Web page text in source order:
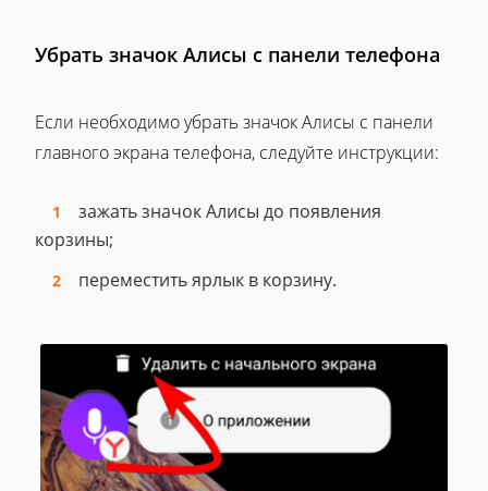
Убрать значок Алисы с панели телефона
Если необходимо убрать значок Алисы с панели
главного экрана телефона, следуйте инструкции:
зажать значок Алисы до появления
корзины;
переместить ярлык в корзину.